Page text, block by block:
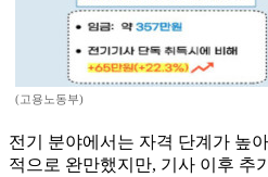
(고용노동부)
전기 분야에서는 자격 단계가 높
적으로 완만했지만, 기사 이후 추